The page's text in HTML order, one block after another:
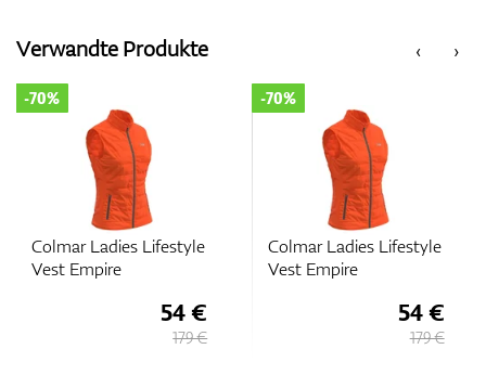
‹
Verwandte Produkte ›
Colmar Ladies Lifestyle
Vest Empire
-70%
54 €
179 €
Colmar Ladies Lifestyle
Vest Empire
-70%
54 €
179 €